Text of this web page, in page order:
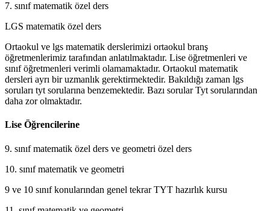
7. sınıf matematik özel ders
LGS matematik özel ders
Ortaokul ve lgs matematik derslerimizi ortaokul branş
öğretmenlerimiz tarafından anlatılmaktadır. Lise öğretmenleri ve
sınıf öğretmenleri verimli olamamaktadır. Ortaokul matematik
dersleri ayrı bir uzmanlık gerektirmektedir. Bakıldığı zaman lgs
soruları tyt sorularına benzemektedir. Bazı sorular Tyt sorularından
daha zor olmaktadır.
Lise Öğrencilerine
9. sınıf matematik özel ders ve geometri özel ders
10. sınıf matematik ve geometri
9 ve 10 sınıf konularından genel tekrar TYT hazırlık kursu